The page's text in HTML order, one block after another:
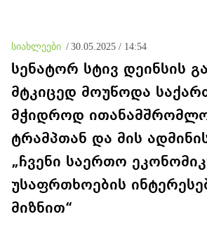
სიახლეები / 30.05.2025 / 14:54
სენატორ სტივ დეინსის
მტკიცედ მოუწოდა
მჭიდროდ
ტრამპთან და მის
„ჩვენი საერთო
უსაფრთხოების
მიზნით“